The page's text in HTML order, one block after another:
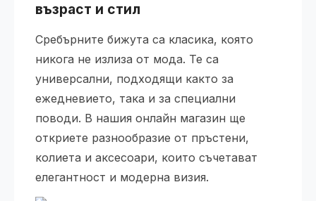
възраст и стил
Сребърните бижута са класика, която
никога не излиза от мода. Те са
универсални, подходящи както за
ежедневието, така и за специални
поводи. В нашия онлайн магазин ще
откриете разнообразие от пръстени,
колиета и аксесоари, които съчетават
елегантност и модерна визия.